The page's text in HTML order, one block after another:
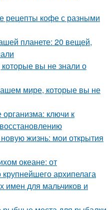
рецепты кофе с разными
планете: 20 вещей,
вы не знали о
мире, которые вы не
ключи к
жизнь: мои открытия
океане: от
архипелага
имен для мальчиков и